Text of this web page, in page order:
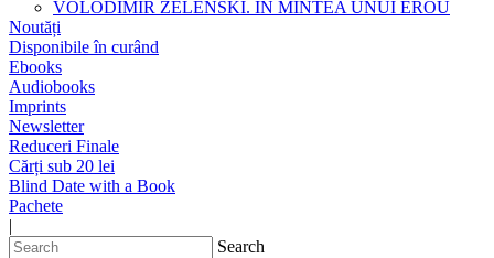
VOLODIMIR ZELENSKI. ÎN MINTEA UNUI EROU
Noutăți
Disponibile în curând
Ebooks
Audiobooks
Imprints
Newsletter
Reduceri Finale
Cărți sub 20 lei
Blind Date with a Book
Pachete
|
Search